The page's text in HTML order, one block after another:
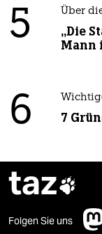
5 Über
„Die
Mann
6 7
taz
Folgen Sie uns